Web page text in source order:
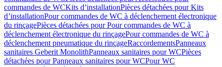
commandes de WCKits d’installationPièces détachées pour Kits
d’installationPour commandes de WC à déclenchement électronique
du rinçagePièces détachées pour Pour commandes de WC à
déclenchement électronique du rinçagePour commandes de WC à
déclenchement pneumatique du rinçageRaccordementsPanneaux
sanitaires Geberit MonolithPanneaux sanitaires pour WCPièces
détachées pour Panneaux sanitaires pour WCPour WC